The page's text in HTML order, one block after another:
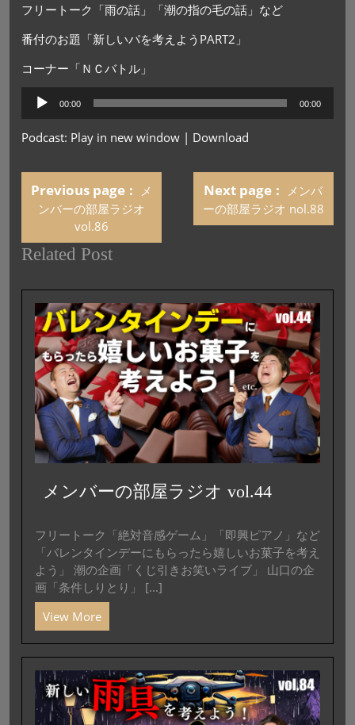
フリートーク「雨の話」「潮の指の毛の話」など
番付のお題「新しいパを考えようPART2」
コーナー「ＮＣバトル」
プ
レ
ヤ
ー
00:00 00:00
Podcast: Play in new window | Download
Previous page
メ
ンバーの部屋ラジオ
vol.86
Next page
メンバ
ーの部屋ラジオ nol.88
Related Post
メンバーの部屋ラジオ vol.44
フリートーク「絶対音感ゲーム」「即興ピアノ」など
「バレンタインデーにもらったら嬉しいお菓子を考え
よう」 潮の企画「くじ引きお笑いライブ」 山口の企
画「条件しりとり」 [...]
View More